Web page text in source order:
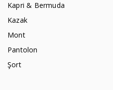
Kapri & Bermuda
Kazak
Mont
Pantolon
Şort